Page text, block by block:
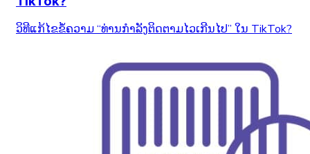
ວິທີແກ້ໄຂຂໍ້ຄວາມ “ທ່ານກຳລັງຕິດຕາມໄວເກີນໄປ” ໃນ TikTok?